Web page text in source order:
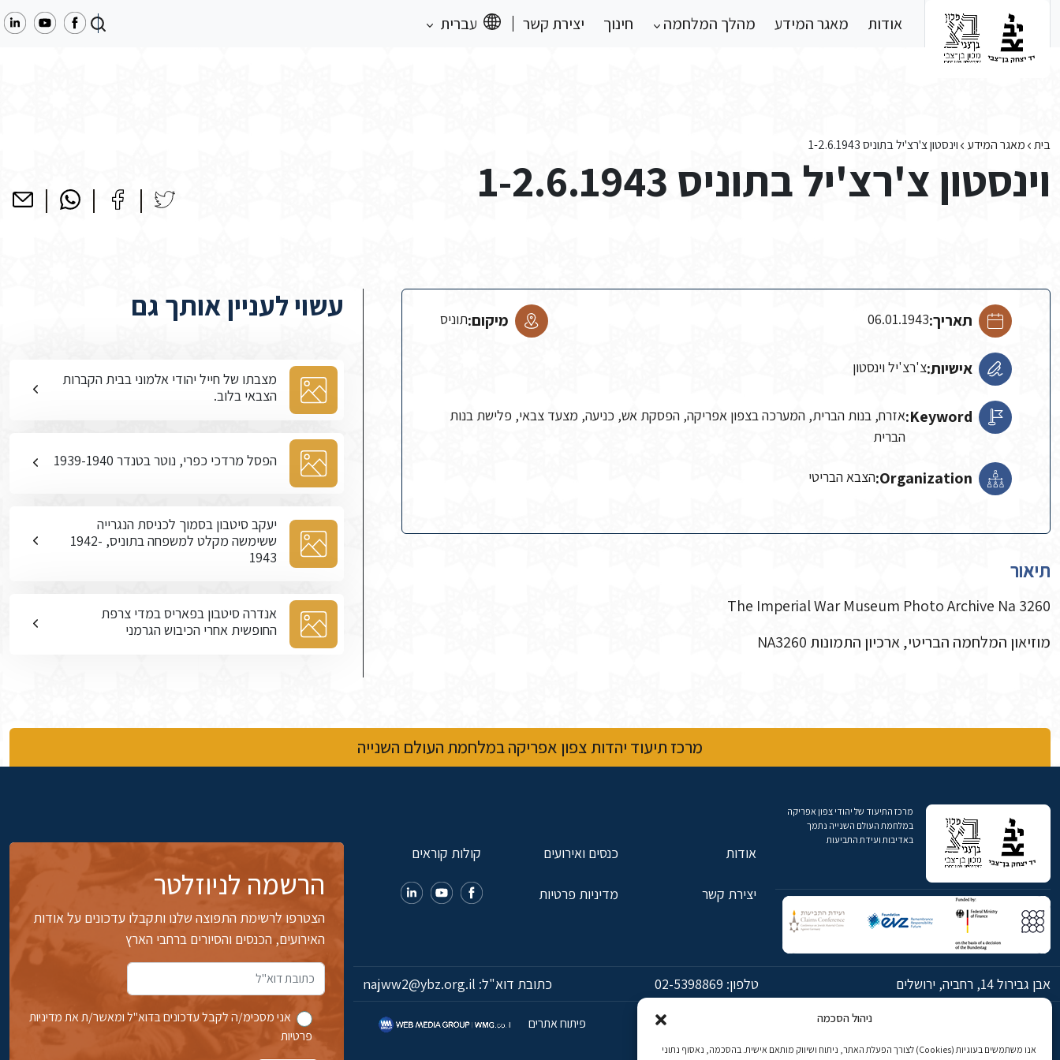
ניהול הסכמה
אנו משתמשים בעוגיות (Cookies) לצורך הפעלת האתר, ניתוח ושיווק מותאם אישית. בהסכמה, נאסוף נתוני
אודות מאגר המידע מהלך המלחמה חינוך יצירת קשר עברית
בית מאגר המידע וינסטון צ'רצ'יל בתוניס 1-2.6.1943
וינסטון צ'רצ'יל בתוניס 1-2.6.1943
תאריך:06.01.1943 מיקום:תוניס
אישיות:צ'רצ'יל וינסטון
Keyword: אזרח, בנות הברית, המערכה בצפון אפריקה, הפסקת אש, כניעה, מצעד צבאי, פלישת בנות
הברית
Organization: הצבא הבריטי
תיאור
The Imperial War Museum Photo Archive Na 3260
מוזיאון המלחמה הבריטי, ארכיון התמונות NA3260
עשוי לעניין אותך גם
מצבתו של חייל יהודי אלמוני בבית הקברות
הצבאי בלוב.
הפסל מרדכי כפרי, נוטר בטנדר 1939-1940
יעקב סיטבון בסמוך לכניסת הנגרייה
ששימשה מקלט למשפחה בתוניס, 1942-
1943
אנדרה סיטבון בפאריס במדי צרפת
החופשית אחרי הכיבוש הגרמני
מרכז תיעוד יהדות צפון אפריקה במלחמת העולם השנייה
מרכז התיעוד של יהודי צפון אפריקה
במלחמת העולם השנייה נתמך
באדיבות ועידת התביעות
אודות כנסים ואירועים קולות קוראים
יצירת קשר מדיניות פרטיות
אבן גבירול 14, רחביה, ירושלים טלפון: 02-5398869 כתובת דוא"ל: najww2@ybz.org.il
© כל הזכויות שמורות ליד יצחק בן-צבי ירושלים פיתוח אתרים
הרשמה לניוזלטר
הצטרפו לרשימת התפוצה שלנו ותקבלו עדכונים על אודות
האירועים, הכנסים והסיורים ברחבי הארץ
אני מסכימ/ה לקבל עדכונים בדוא''ל ומאשר/ת את מדיניות
פרטיות